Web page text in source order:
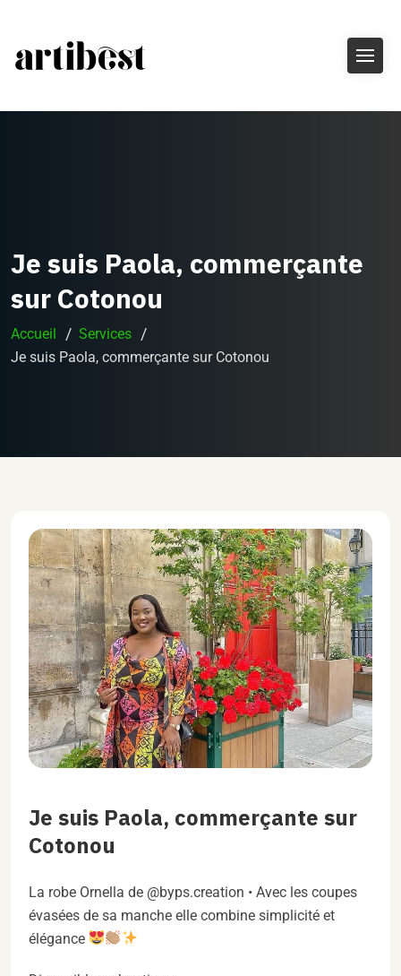
Je suis Paola, commerçante
sur Cotonou
Accueil
Services
Je suis Paola, commerçante sur Cotonou
Je suis Paola, commerçante sur
Cotonou
La robe Ornella de @byps.creation • Avec les coupes
évasées de sa manche elle combine simplicité et
élégance